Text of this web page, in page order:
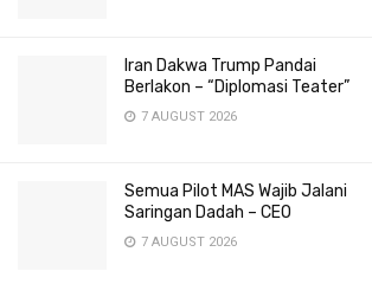
Iran Dakwa Trump Pandai
Berlakon – “Diplomasi Teater”
7 AUGUST 2026
Semua Pilot MAS Wajib Jalani
Saringan Dadah – CEO
7 AUGUST 2026